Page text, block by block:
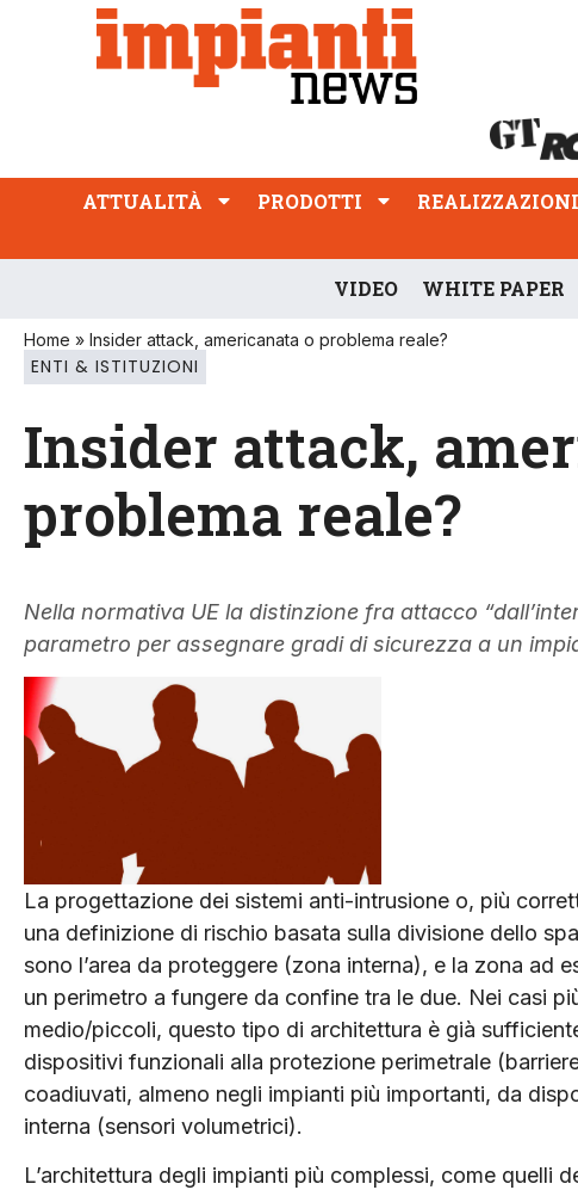
ATTUALITÀ PRODOTTI REALIZZAZIONI
PROFESSIONE
ATTUALITÀ PRODOTTI REALIZZAZIONI
VIDEO WHITE PAPER
Home » Insider attack, americanata o problema reale?
ENTI & ISTITUZIONI
Insider attack,
problema reale?
Nella normativa UE la distinzione fra attacco
parametro per assegnare gradi di sicurezza a un
La progettazione dei sistemi anti-intrusione o, più
una definizione di rischio basata sulla divisione dello
sono l’area da proteggere (zona interna), e la zona ad
un perimetro a fungere da confine tra le due. Nei casi
medio/piccoli, questo tipo di architettura è già
dispositivi funzionali alla protezione perimetrale
coadiuvati, almeno negli impianti più importanti, da
interna (sensori volumetrici).
L’architettura degli impianti più complessi, come quelli